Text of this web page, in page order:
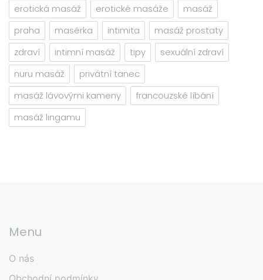
erotická masáž
erotické masáže
masáž
praha
masérka intimita
masáž prostaty
zdraví
intimní masáž tipy
sexuální zdraví
nuru masáž
privátní tanec
masáž lávovými kameny
francouzské líbání
masáž lingamu
Menu
O nás